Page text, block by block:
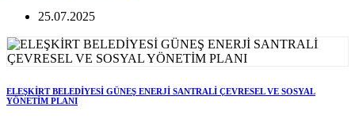
25.07.2025
ELEŞKİRT BELEDİYESİ GÜNEŞ ENERJİ SANTRALİ ÇEVRESEL VE SOSYAL
YÖNETİM PLANI